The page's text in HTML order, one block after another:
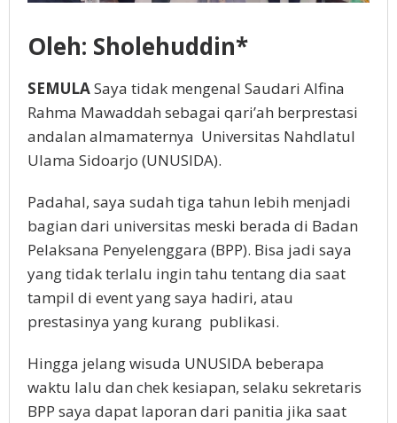
Oleh: Sholehuddin*
SEMULASaya tidak mengenal Saudari Alfina
Rahma Mawaddah sebagai qari’ah berprestasi
andalan almamaternya Universitas Nahdlatul
Ulama Sidoarjo (UNUSIDA).
Padahal, saya sudah tiga tahun lebih menjadi
bagian dari universitas meski berada di Badan
Pelaksana Penyelenggara (BPP). Bisa jadi saya
yang tidak terlalu ingin tahu tentang dia saat
tampil di event yang saya hadiri, atau
prestasinya yang kurang publikasi.
Hingga jelang wisuda UNUSIDA beberapa
waktu lalu dan chek kesiapan, selaku sekretaris
BPP saya dapat laporan dari panitia jika saat